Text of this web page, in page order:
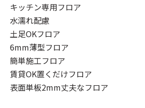
キッチン専用フロア
水濡れ配慮
土足OKフロア
6mm薄型フロア
簡単施工フロア
賃貸OK置くだけフロア
表面単板2mm丈夫なフロア